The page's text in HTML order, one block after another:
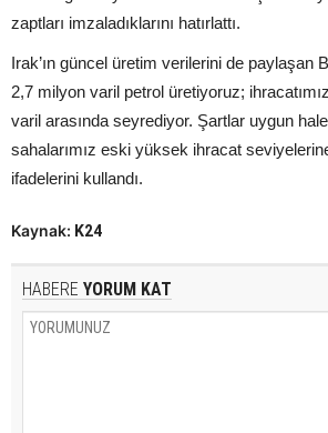
zaptları imzaladıklarını hatırlattı.
Irak’ın güncel üretim verilerini de paylaşan
2,7 milyon varil petrol üretiyoruz;
varil arasında seyrediyor. Şartlar uygun
sahalarımız eski yüksek ihracat
ifadelerini kullandı.
Kaynak: K24
HABERE YORUM KAT